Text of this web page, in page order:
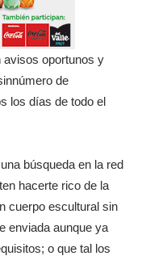
avisos oportunos y
de
los días de todo el
búsqueda en la red
hacerte rico de la
cuerpo escultural sin
enviada aunque ya
o que tal los